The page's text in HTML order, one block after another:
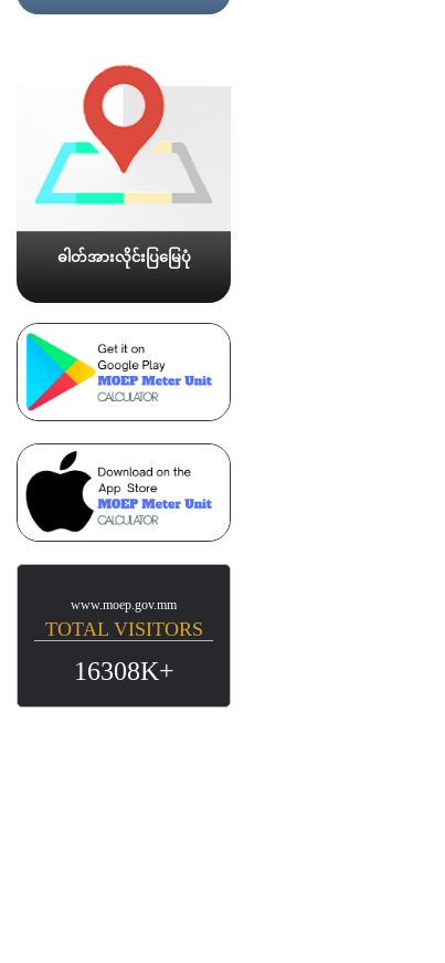
ဓါတ်အားလိုင်းပြမြေပုံ
www.moep.gov.mm
TOTAL VISITORS
16308K+